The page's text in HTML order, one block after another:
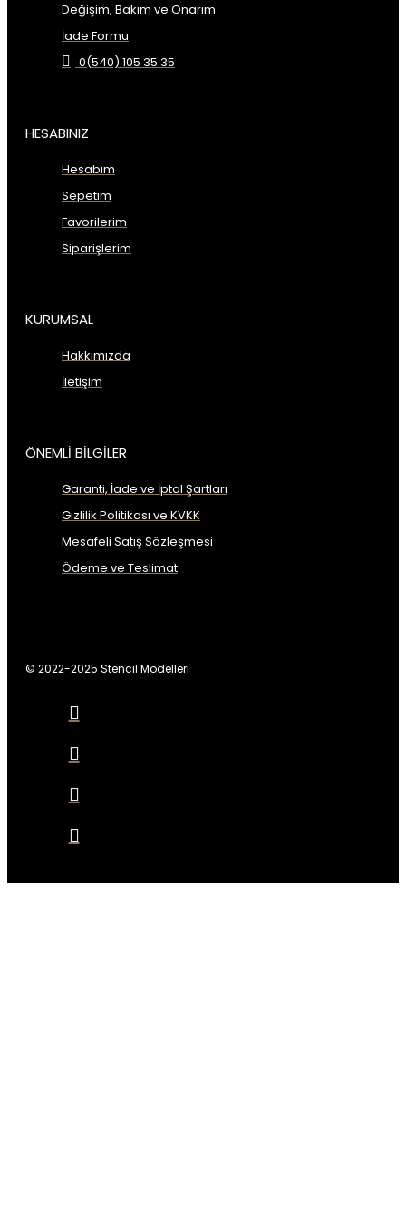
Değişim, Bakım ve Onarım
İade Formu
0(540) 105 35 35
HESABINIZ
Hesabım
Sepetim
Favorilerim
Siparişlerim
KURUMSAL
Hakkımızda
İletişim
ÖNEMLİ BİLGİLER
Garanti, İade ve İptal Şartları
Gizlilik Politikası ve KVKK
Mesafeli Satış Sözleşmesi
Ödeme ve Teslimat
© 2022-2025 Stencil Modelleri